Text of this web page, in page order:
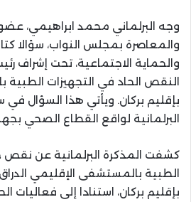
وجه البرلماني محمد ابراهيمي،
والمعاصرة بمجلس النواب، سؤالا
والحماية الاجتماعية، تحت إشراف
النقص الحاد في التجهيزات
بإقليم بركان. ويأتي هذا السؤال في
البرلمانية لواقع القطاع الصحي
كشفت المذكرة البرلمانية عن نقص
الطبية بالمستشفى الإقليمي
بإقليم بركان، استنادا إلى فعاليات